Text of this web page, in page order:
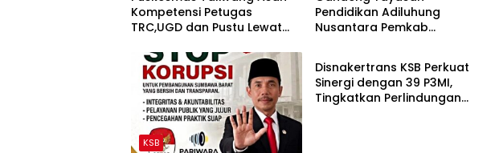
Kompetensi Petugas
TRC,UGD dan Pustu Lewat
Pendidikan Adiluhung
Nusantara Pemkab
PMI ke Jepang
KSB
KSB
Disnakertrans KSB Perkuat
Sinergi dengan 39 P3MI,
Tingkatkan Perlindungan